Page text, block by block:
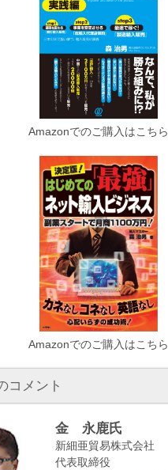
Amazonでのご購入はこちら
Amazonでのご購入はこちら
コメント
金 永鹿氏
新細亜貿易株式会社
代表取締役